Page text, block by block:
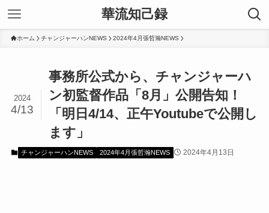
華流知己録
ホーム チャンジャーハンNEWS 2024年4月張哲瀚NEWS
事務所公式から、チャンジャーハ
ン初監督作品「8月」公開告知！
「明日4/14、正午Youtubeで公開し
ます」
2024
4/13
チャンジャーハンNEWS 2024年4月張哲瀚NEWS 2024年4月13日